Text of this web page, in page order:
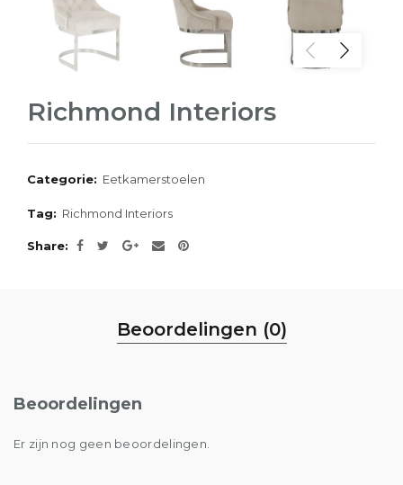
Richmond Interiors
Categorie: Eetkamerstoelen
Tag: Richmond Interiors
Share
Beoordelingen (0)
Beoordelingen
Er zijn nog geen beoordelingen.